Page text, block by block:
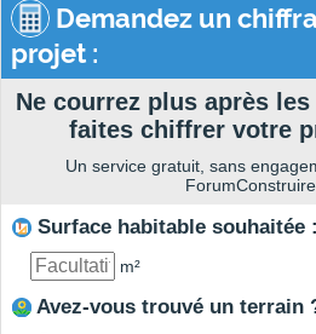
Demandez un
projet :
Ne courrez plus après
faites chiffrer votre
Un service gratuit, sans
Surface habitable souhaitée :
m²
Avez-vous trouvé un terrain